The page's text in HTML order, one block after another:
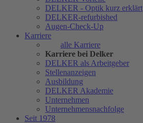
DELKER - Optik kurz erklärt
DELKER-refurbished
Augen-Check-Up
Karriere
alle Karriere
Karriere bei Delker
DELKER als Arbeitgeber
Stellenanzeigen
Ausbildung
DELKER Akademie
Unternehmen
Unternehmensnachfolge
Seit 1978